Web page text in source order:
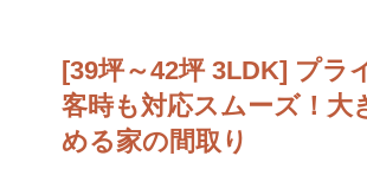
[39坪～42坪 3LDK] プラ
客時も対応スムーズ！大
める家の間取り